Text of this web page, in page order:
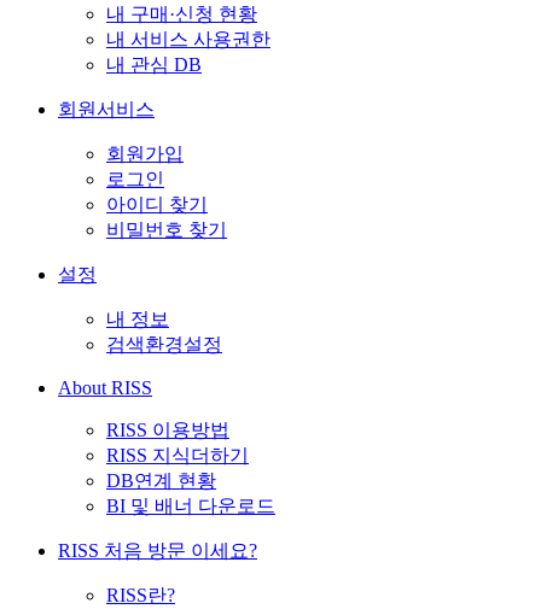
내 구매·신청 현황
내 서비스 사용권한
내 관심 DB
회원서비스
회원가입
로그인
아이디 찾기
비밀번호 찾기
설정
내 정보
검색환경설정
About RISS
RISS 이용방법
RISS 지식더하기
DB연계 현황
BI 및 배너 다운로드
RISS 처음 방문 이세요?
RISS란?